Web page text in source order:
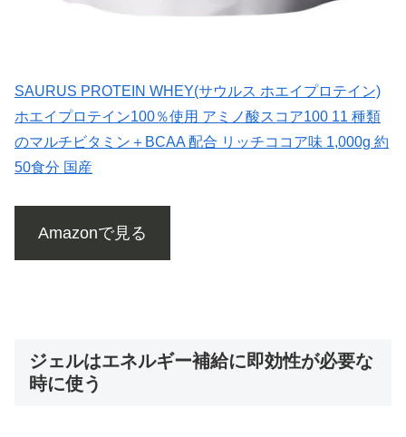
SAURUS PROTEIN WHEY(サウルス ホエイプロテイン)
ホエイプロテイン100％使用 アミノ酸スコア100 11 種類
のマルチビタミン＋BCAA 配合 リッチココア味 1,000g 約
50食分 国産
Amazonで見る
ジェルはエネルギー補給に即効性が必要な
時に使う